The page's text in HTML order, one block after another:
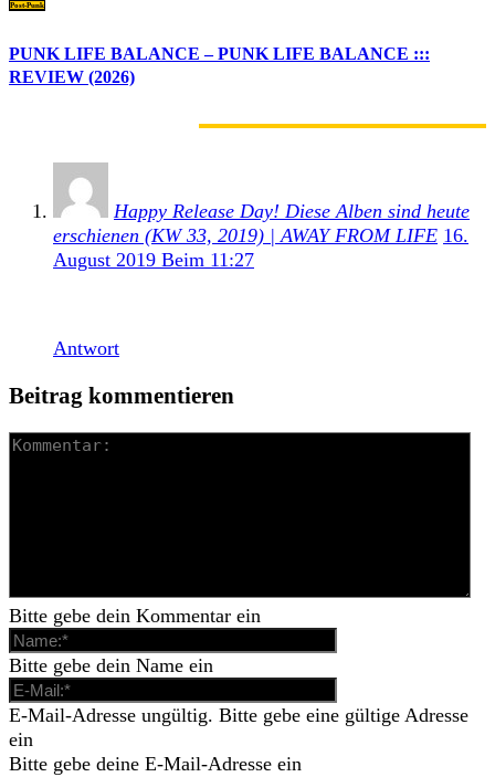
Post-Punk
PUNK LIFE BALANCE – PUNK LIFE BALANCE :::
REVIEW (2026)
Happy Release Day! Diese Alben sind heute
erschienen (KW 33, 2019) | AWAY FROM LIFE 16.
August 2019 Beim 11:27
Antwort
Beitrag kommentieren
Bitte gebe dein Kommentar ein
Bitte gebe dein Name ein
E-Mail-Adresse ungültig. Bitte gebe eine gültige Adresse
ein
Bitte gebe deine E-Mail-Adresse ein